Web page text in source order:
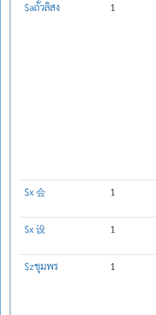
$aถั่วลิสง 1
$x 会
1
$x 设
1
$zชุมพร
1